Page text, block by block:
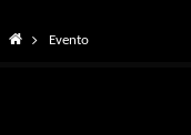
InicioEvento